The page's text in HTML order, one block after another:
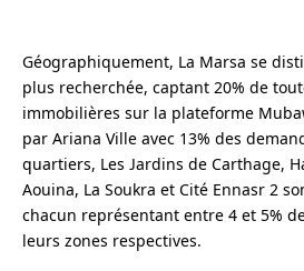
Géographiquement, La Marsa se
plus recherchée, captant 20% de
immobilières sur la plateforme
par Ariana Ville avec 13% des
quartiers, Les Jardins de Carthage,
Aouina, La Soukra et Cité Ennasr 2
chacun représentant entre 4 et 5%
leurs zones respectives.